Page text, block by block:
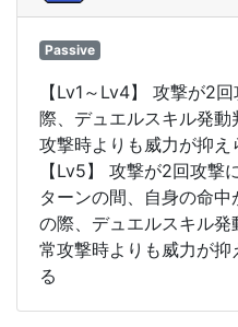
Passive
【Lv1～Lv4】 攻撃が2
際、デュエルスキル発
攻撃時よりも威力が抑
【Lv5】 攻撃が2回攻撃
ターンの間、自身の命
の際、デュエルスキル
常攻撃時よりも威力が
る